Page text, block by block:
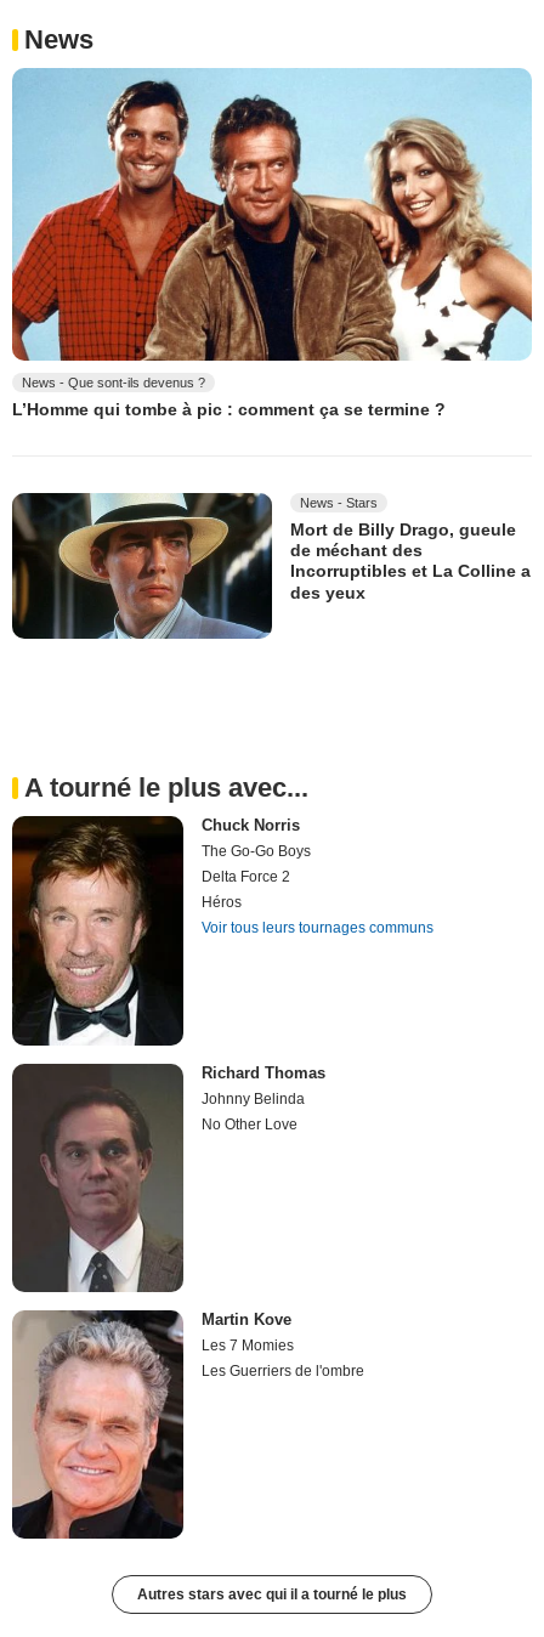
News
News - Que sont-ils devenus ?
L’Homme qui tombe à pic : comment ça se termine ?
News - Stars
Mort de Billy Drago, gueule
de méchant des
Incorruptibles et La Colline a
des yeux
A tourné le plus avec...
Chuck Norris
The Go-Go Boys
Delta Force 2
Héros
Voir tous leurs tournages communs
Richard Thomas
Johnny Belinda
No Other Love
Martin Kove
Les 7 Momies
Les Guerriers de l'ombre
Autres stars avec qui il a tourné le plus